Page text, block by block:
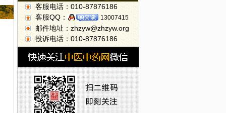
客服电话：010-87876186
客服QQ：
13007415
邮件地址：zhzyw@zhzyw.org
投诉电话：010-87876186